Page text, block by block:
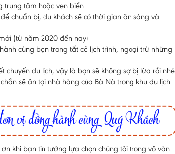
trung tâm hoặc ven biển
chuẩn bị, du khách sẽ có thời gian ăn sáng và
(từ năm 2020 đến nay)
cùng bạn trong tất cả lịch trình, ngoại trừ những
chuyến du lịch, vậy là bạn sẽ không sợ bị lừa rồi nhé
sẽ ăn tại nhà hàng của Bà Nà trong khu du lịch
khi bạn tin tưởng lựa chọn chúng tôi trong vô vàn